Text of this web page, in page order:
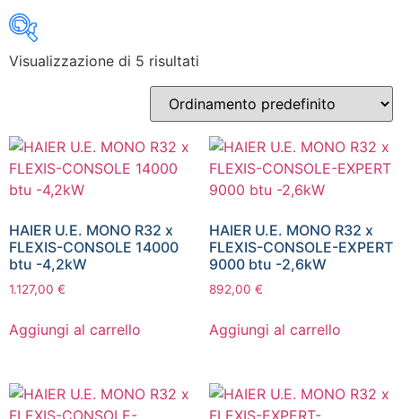
Inizia a digitare per attivare la ricerca
Visualizzazione di 5 risultati
HAIER U.E. MONO R32 x
FLEXIS-CONSOLE 14000
btu -4,2kW
1.127,00 €
Aggiungi al carrello
HAIER U.E. MONO R32 x
FLEXIS-CONSOLE-EXPERT
9000 btu -2,6kW
892,00 €
Aggiungi al carrello